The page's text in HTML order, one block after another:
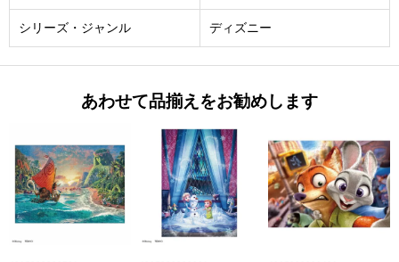
シリーズ・ジャンル ディズニー
あわせて品揃えをお勧めします